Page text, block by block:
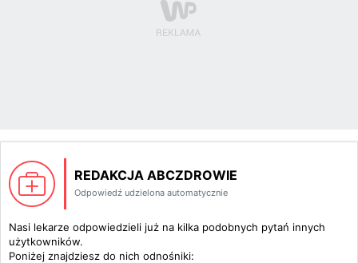
REDAKCJA ABCZDROWIE
Odpowiedź udzielona automatycznie
Nasi lekarze odpowiedzieli już na kilka podobnych pytań innych
użytkowników.
Poniżej znajdziesz do nich odnośniki: